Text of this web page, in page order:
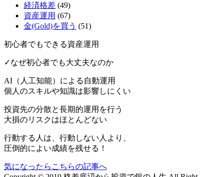
経済格差 (49)
資産運用 (67)
金(Gold)を買う (51)
初心者でもできる資産運用
✓なぜ初心者でも大丈夫なのか
AI（人工知能）による 自動運用
個人のスキルや知識は影響しにくい
投資先の分散と長期的運用を行う
大損のリスクはほとんどない
行動する人は、行動しない人より、
圧倒的によい成績を残せる！
気になったらこちらの記事へ